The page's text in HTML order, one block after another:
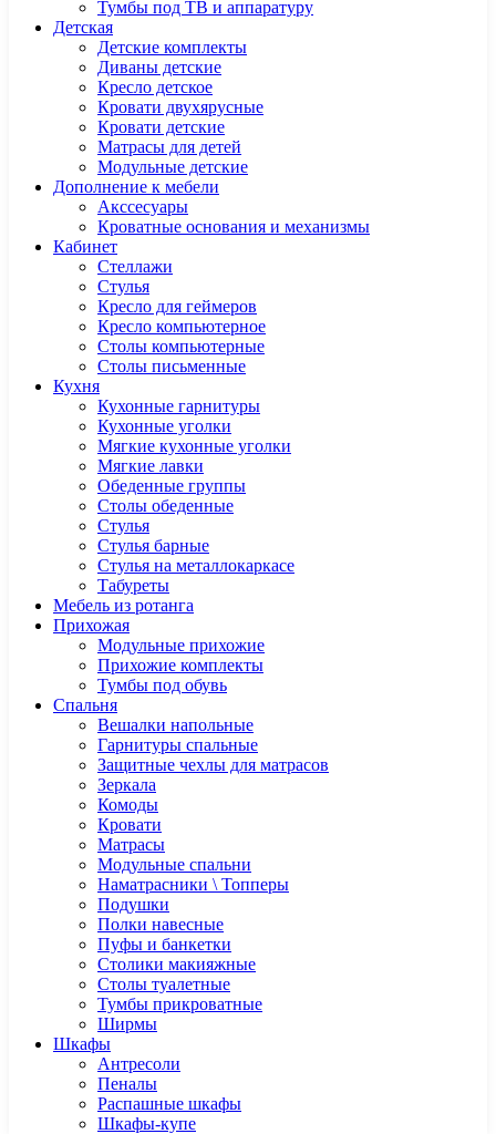
Тумбы под ТВ и аппаратуру
Детская
Детские комплекты
Диваны детские
Кресло детское
Кровати двухярусные
Кровати детские
Матрасы для детей
Модульные детские
Дополнение к мебели
Акссесуары
Кроватные основания и механизмы
Кабинет
Cтеллажи
Cтулья
Кресло для геймеров
Кресло компьютерное
Столы компьютерные
Столы письменные
Кухня
Кухонные гарнитуры
Кухонные уголки
Мягкие кухонные уголки
Мягкие лавки
Обеденные группы
Столы обеденные
Стулья
Стулья барные
Стулья на металлокаркасе
Табуреты
Мебель из ротанга
Прихожая
Модульные прихожие
Прихожие комплекты
Тумбы под обувь
Спальня
Вешалки напольные
Гарнитуры спальные
Защитные чехлы для матрасов
Зеркала
Комоды
Кровати
Матрасы
Модульные спальни
Наматрасники \ Топперы
Подушки
Полки навесные
Пуфы и банкетки
Столики макияжные
Столы туалетные
Тумбы прикроватные
Ширмы
Шкафы
Антресоли
Пеналы
Распашные шкафы
Шкафы-купе